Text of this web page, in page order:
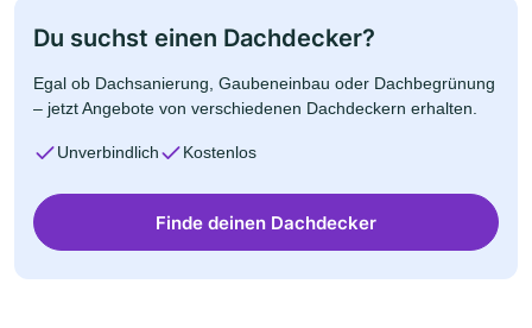
Du suchst einen Dachdecker?
Egal ob Dachsanierung, Gaubeneinbau oder Dachbegrünung
– jetzt Angebote von verschiedenen Dachdeckern erhalten.
Unverbindlich Kostenlos
Finde deinen Dachdecker